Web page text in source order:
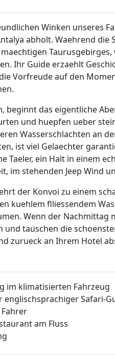
Winken unseres
abholt. Waehrend
Ihr Guide erzaehlt
Vorfreude auf den
beginnt das eigentliche
und huepfen ueber
Wasserschlachten an
ist viel Gelaechter
Taeler, ein Halt in einem
im stehenden Jeep Wind
der Konvoi zu einem
kuehlem flliessendem
Wenn der
tauschen die
zurueck an Ihrem Hotel
im klimatisierten Fahrzeug
Safari-
am Fluss